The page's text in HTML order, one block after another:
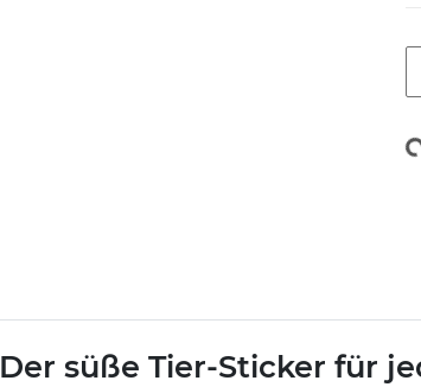
süße Tier-Sticker für